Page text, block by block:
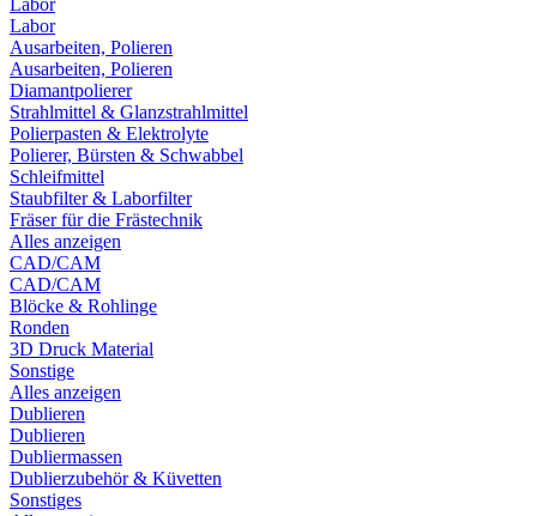
Labor
Labor
Ausarbeiten, Polieren
Ausarbeiten, Polieren
Diamantpolierer
Strahlmittel & Glanzstrahlmittel
Polierpasten & Elektrolyte
Polierer, Bürsten & Schwabbel
Schleifmittel
Staubfilter & Laborfilter
Fräser für die Frästechnik
Alles anzeigen
CAD/CAM
CAD/CAM
Blöcke & Rohlinge
Ronden
3D Druck Material
Sonstige
Alles anzeigen
Dublieren
Dublieren
Dubliermassen
Dublierzubehör & Küvetten
Sonstiges